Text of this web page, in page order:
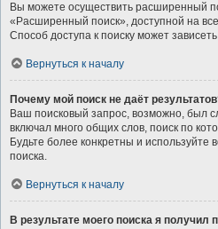
Вы можете осуществить расширенный
«Расширенный поиск», доступной на
Способ доступа к поиску может
Вернуться к началу
Почему мой поиск не даёт
Ваш поисковый запрос, возможно, был
включал много общих слов, поиск по
Будьте более конкретны и используйте
поиска.
Вернуться к началу
В результате моего поиска я получил